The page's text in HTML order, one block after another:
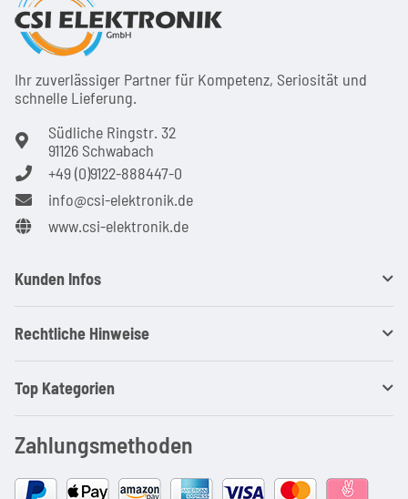
Ihr zuver­läs­siger Partner für Kom­pe­tenz, Seri­osi­tät und
schnel­le Lie­ferung.
Südliche Ringstr. 32
91126 Schwabach
+49 (0)9122-888447-0
info@csi-elektronik.de
www.csi-elektronik.de
Kunden Infos
Rechtliche Hinweise
Top Kategorien
Zahlungsmethoden